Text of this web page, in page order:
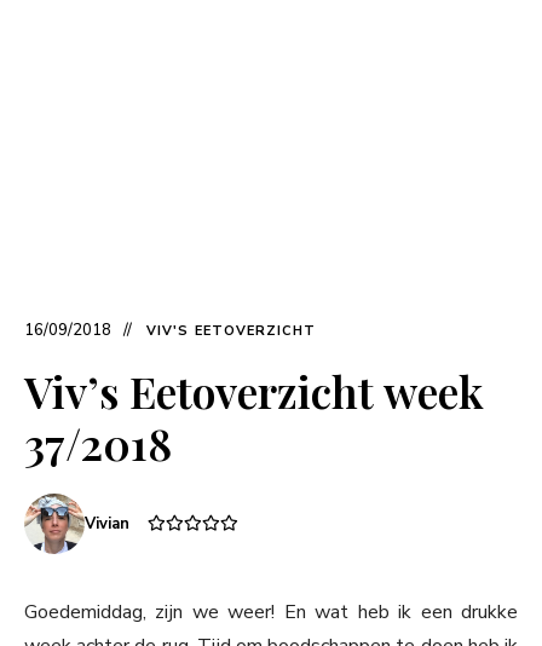
16/09/2018 VIV'S EETOVERZICHT
Viv’s Eetoverzicht week
37/2018
Vivian
Goedemiddag, zijn we weer! En wat heb ik een drukke